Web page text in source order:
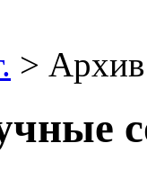
> Архив